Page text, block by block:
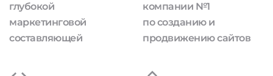
глубокой
маркетинговой
составляющей
компании №1
по созданию и
продвижению сайтов